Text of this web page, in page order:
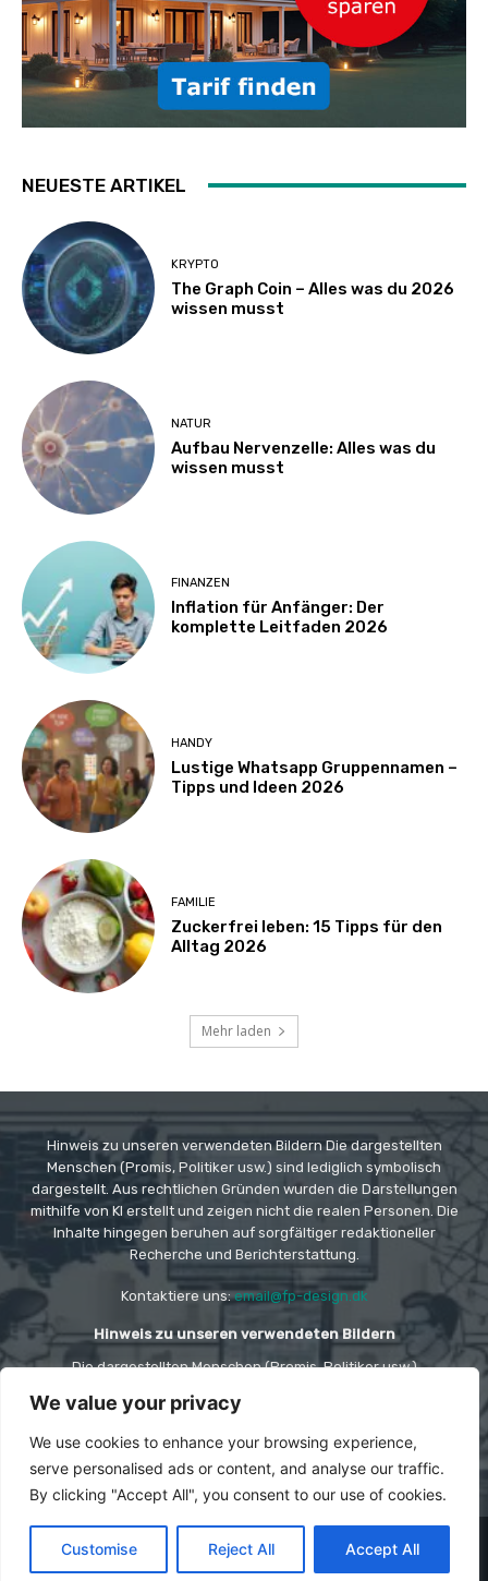
We value your privacy
We use cookies to enhance your browsing experience,
serve personalised ads or content, and analyse our traffic.
By clicking "Accept All", you consent to our use of cookies.
Customise Reject All Accept All
NEUESTE ARTIKEL
KRYPTO
The Graph Coin – Alles was du 2026
wissen musst
NATUR
Aufbau Nervenzelle: Alles was du
wissen musst
FINANZEN
Inflation für Anfänger: Der
komplette Leitfaden 2026
HANDY
Lustige Whatsapp Gruppennamen –
Tipps und Ideen 2026
FAMILIE
Zuckerfrei leben: 15 Tipps für den
Alltag 2026
Mehr laden
Hinweis zu unseren verwendeten Bildern Die dargestellten
Menschen (Promis, Politiker usw.) sind lediglich symbolisch
dargestellt. Aus rechtlichen Gründen wurden die Darstellungen
mithilfe von KI erstellt und zeigen nicht die realen Personen. Die
Inhalte hingegen beruhen auf sorgfältiger redaktioneller
Recherche und Berichterstattung.
Kontaktiere uns:email@fp-design.dk
Hinweis zu unseren verwendeten Bildern
Die dargestellten Menschen (Promis, Politiker usw.)
Gründen wurden die Darstellungen mithilfe von KI
erstellt und zeigen nicht die realen Personen. Die
redaktioneller Recherche und Berichterstattung.
Impressum
Haftungsausschluss
Cookie-Richtlinie
Datenschutzerklärung